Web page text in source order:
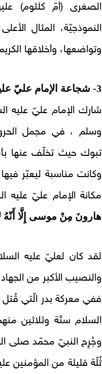
الصغرى (أمّ كلثوم)
النموذجيّة، المثال
وتواضعها، وأخلاقها
3- شجاعة الإمام عليّ عليه السلام:
شارك الإمام عليّ‏ عليه
وسلم ، في مجمل
تبوك حيث تخلّف عنها
وكانت مناسبة ليعبّر
مكانة الإمام عليّ عليه
هارونَ مِنْ موسى إِلَّا أَنّهُ
لقد كان لعليّ عليه
والنصيب الأكبر من
ففي معركة بدر الّتي
السلام ستّة وثلاثين
وجُرِح النبيّ محمّد صلى
ثُلّة قليلة من المؤمنين